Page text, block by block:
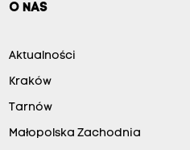
O NAS
Aktualności
Kraków
Tarnów
Małopolska Zachodnia